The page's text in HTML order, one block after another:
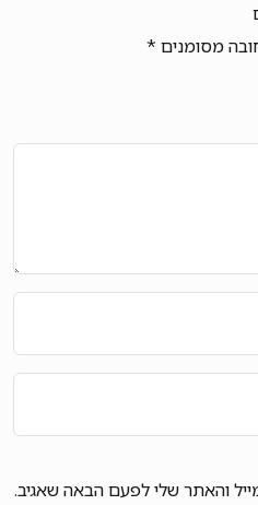
מסומנים *
והאתר שלי לפעם הבאה שאגיב.